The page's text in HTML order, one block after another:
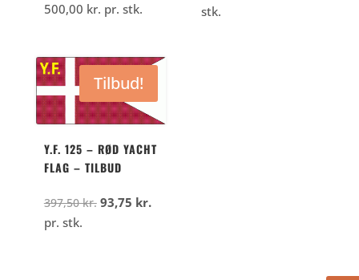
500,00 kr. pr. stk.
stk.
Tilbud!
Y.F. 125 – RØD YACHT
FLAG – TILBUD
397,50kr. Den
93,75 kr.Den
pr. stk.